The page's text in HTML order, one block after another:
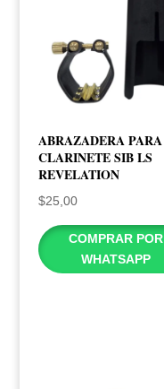
ABRAZADERA PARA
CLARINETE SIB LS
REVELATION
$25,00
COMPRAR POR
WHATSAPP